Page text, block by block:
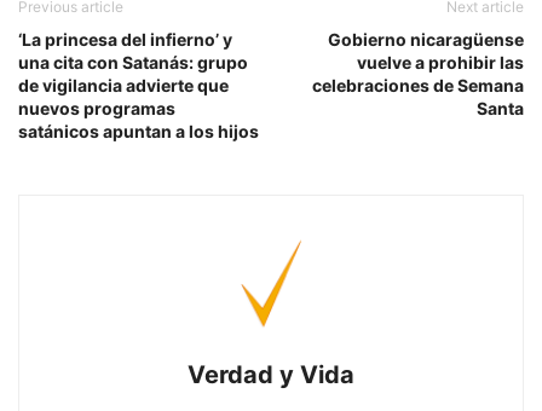
Previous article
‘La princesa del infierno’ y
una cita con Satanás: grupo
de vigilancia advierte que
nuevos programas
satánicos apuntan a los hijos
Next article
Gobierno nicaragüense
vuelve a prohibir las
celebraciones de Semana
Santa
Verdad y Vida